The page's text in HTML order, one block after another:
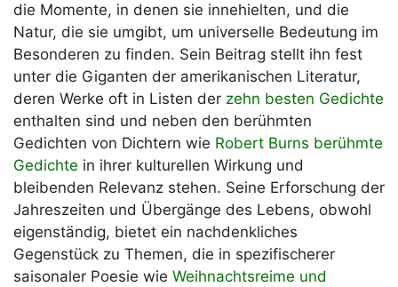
die Momente, in denen sie innehielten, und die
Natur, die sie umgibt, um universelle Bedeutung im
Besonderen zu finden. Sein Beitrag stellt ihn fest
unter die Giganten der amerikanischen Literatur,
deren Werke oft in Listen der zehn besten Gedichte
enthalten sind und neben den berühmten
Gedichten von Dichtern wie Robert Burns berühmte
Gedichte in ihrer kulturellen Wirkung und
bleibenden Relevanz stehen. Seine Erforschung der
Jahreszeiten und Übergänge des Lebens, obwohl
eigenständig, bietet ein nachdenkliches
Gegenstück zu Themen, die in spezifischerer
saisonaler Poesie wie Weihnachtsreime und